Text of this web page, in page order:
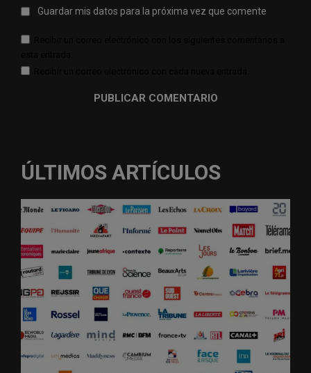
Guardar mis datos para la próxima vez que comente
ÚLTIMOS ARTÍCULOS